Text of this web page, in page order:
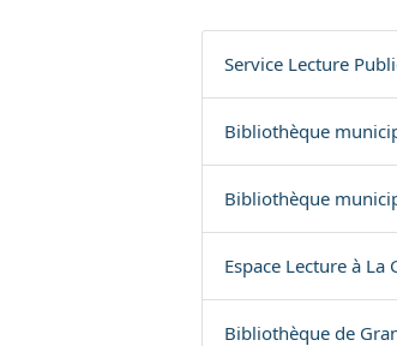
Service Lecture
Bibliothèque
Bibliothèque
Espace Lecture à La
Bibliothèque de